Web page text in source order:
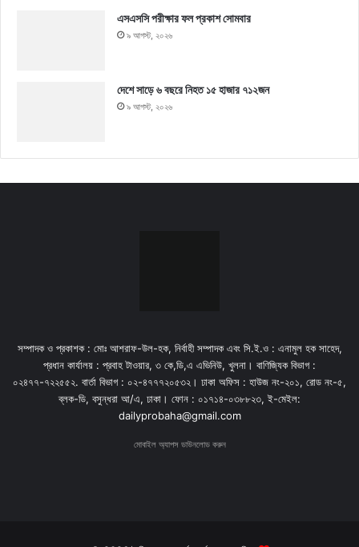
এসএসসি পরীক্ষার ফল প্রকাশ সোমবার
৯ আগস্ট, ২০২৬
দেশে সাড়ে ৬ বছরে নিহত ১৫ হাজার ৭১২জন
৯ আগস্ট, ২০২৬
সম্পাদক ও প্রকাশক : মোঃ আশরাফ-উল-হক, নির্বাহী সম্পাদক এবং সি.ই.ও : এনামুল হক সাহেদ,
প্রধান কার্যালয় : প্রবাহ টাওয়ার, ৩ কে,ডি,এ এভিনিউ, খুলনা। বাণিজ্যিক বিভাগ :
০২৪৭৭-৭২২৫৫২. বার্তা বিভাগ : ০২-৪৭৭৭২০৫৩২। ঢাকা অফিস : হাউজ নং-২০১, রোড নং-৫,
ব্লক-ডি, বসুন্ধরা আ/এ, ঢাকা। ফোন : ০১৭১৪-০৩৮৮২৩, ই-মেইল:
dailyprobaha@gmail.com
মোবাইল অ্যাপস ডাউনলোড করুন